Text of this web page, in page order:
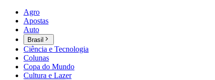
Agro
Apostas
Auto
Brasil
Ciência e Tecnologia
Colunas
Copa do Mundo
Cultura e Lazer